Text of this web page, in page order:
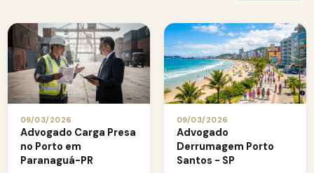
09/03/2026
Advogado Carga Presa
no Porto em
Paranaguá-PR
09/03/2026
Advogado
Derrumagem Porto
Santos - SP